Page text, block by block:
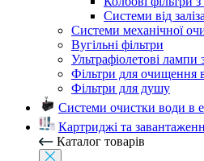
Системи від
Системи механічної
Вугільні фільтри
Ультрафіолетові лампи
Фільтри для очищення
Фільтри для душу
Системи очистки води в
Картриджі та
Каталог товарів